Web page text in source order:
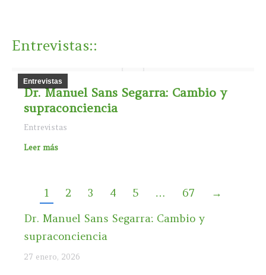
Entrevistas::
Entrevistas
Dr. Manuel Sans Segarra: Cambio y
supraconciencia
Entrevistas
Leer más
1 2 3 4 5 … 67
→
Dr. Manuel Sans Segarra: Cambio y
supraconciencia
27 enero, 2026